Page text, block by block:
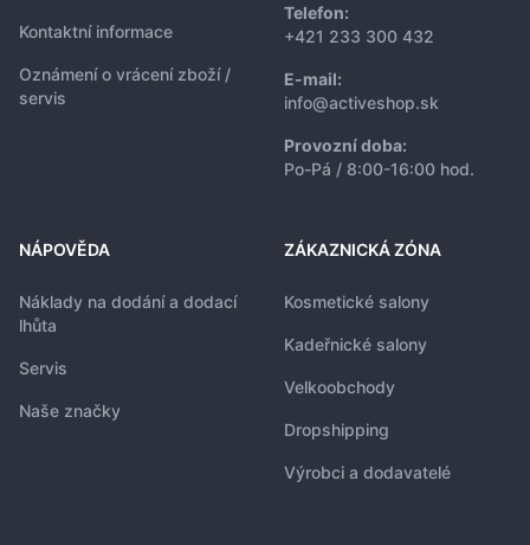
Kontaktní informace
Oznámení o vrácení zboží /
servis
Telefon:
+421 233 300 432
E-mail:
info@activeshop.sk
Provozní doba:
Po-Pá / 8:00-16:00 hod.
NÁPOVĚDA
Náklady na dodání a dodací
lhůta
Servis
Naše značky
ZÁKAZNICKÁ ZÓNA
Kosmetické salony
Kadeřnické salony
Velkoobchody
Dropshipping
Výrobci a dodavatelé